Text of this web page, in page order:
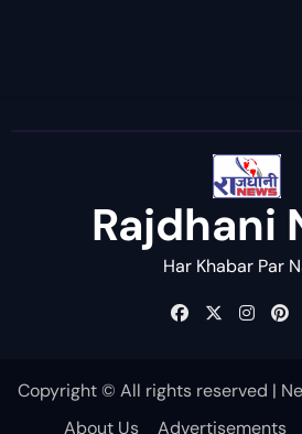
Rajdhani
Har Khabar Par
Copyright © All rights reserved |
About Us
Advertisements